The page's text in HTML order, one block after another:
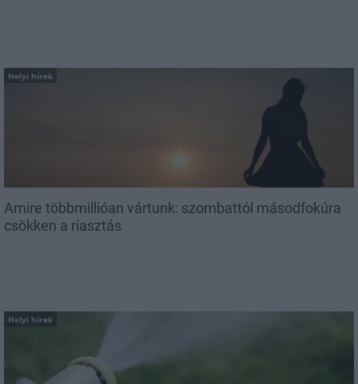
Helyi hírek
Amire többmillióan vártunk: szombattól másodfokúra
csökken a riasztás
Helyi hírek